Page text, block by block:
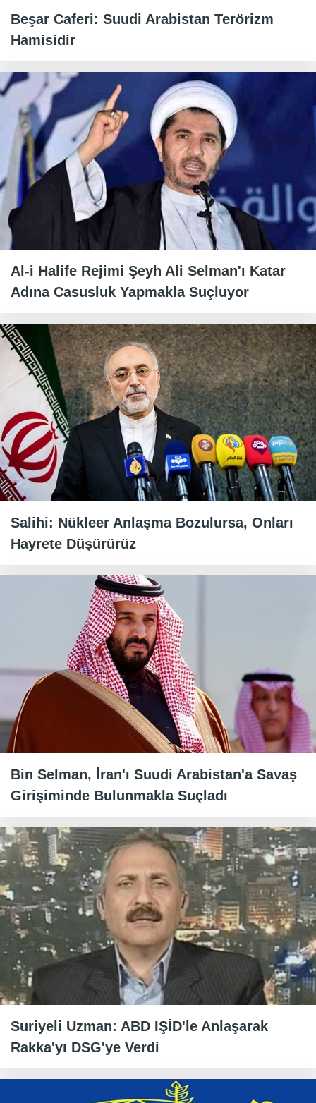
Beşar Caferi: Suudi Arabistan Terörizm
Hamisidir
Al-i Halife Rejimi Şeyh Ali Selman'ı Katar
Adına Casusluk Yapmakla Suçluyor
Salihi: Nükleer Anlaşma Bozulursa, Onları
Hayrete Düşürürüz
Bin Selman, İran'ı Suudi Arabistan'a Savaş
Girişiminde Bulunmakla Suçladı
Suriyeli Uzman: ABD IŞİD'le Anlaşarak
Rakka'yı DSG'ye Verdi